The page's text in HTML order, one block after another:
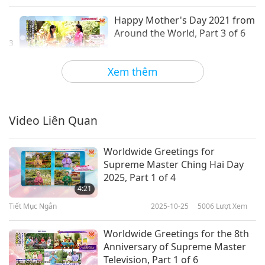
Xem thêm
3
Happy Mother's Day 2021 from
Around the World, Part 3 of 6
2021-05-09 3364
4
3:38
Tiết Mục Ngắn 2021-05-09 3393
5:04
Happy Mother's Day 2021
Tiết Mục Ngắn 2021-05-09 3357Lượt Xem
Video Liên Quan
4:21
Worldwide Greetings for
Supreme Master Ching Hai Day
2025, Part 1 of 4
Tiết Mục Ngắn 2025-10-25 5006 Lượt Xem
Worldwide Greetings for the 8th
Anniversary of Supreme Master
Television, Part 1 of 6